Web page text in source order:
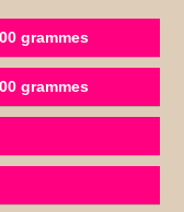
grammes
grammes